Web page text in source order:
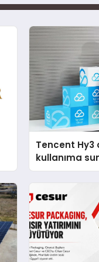
Tencent
kullanıma